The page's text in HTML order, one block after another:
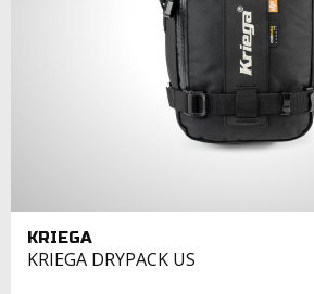
KRIEGA
KRIEGA DRYPACK US